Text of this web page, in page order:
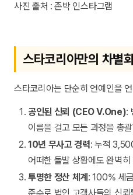
사진 출처 : 존박 인스타그램
스타코리아만의 차별
스타코리아는 단순히 연예인을
공인된 신뢰 (CEO V.One):
이름을 걸고 모든 과정을 총
10년 무사고 경력: 누적
어떠한 돌발 상황에도 완벽히
투명한 정산 체계 : 100% 세